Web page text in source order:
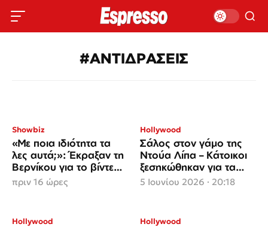
#ΑΝΤΙΔΡΑΣΕΙΣ
Showbiz
«Με ποια ιδιότητα τα
λες αυτά;»: Έκραξαν τη
Βερνίκου για το βίντεο
όπου κρατάει έναν
λαγοκέφαλο
πριν 16 ώρες
Hollywood
Σάλος στον γάμο της
Ντούα Λίπα – Κάτοικοι
ξεσηκώθηκαν για τα
μέτρα ασφαλείας
5 Ιουνίου 2026 · 20:18
Hollywood Hollywood